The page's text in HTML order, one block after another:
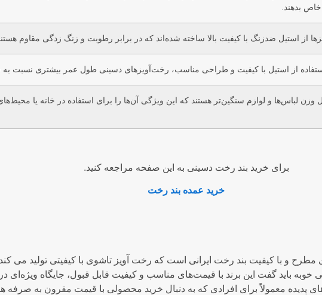
بدهند.
از استیل ضدزنگ با کیفیت بالا ساخته شده‌اند که در برابر رطوبت و زنگ زدگی مقاوم
از استیل با کیفیت و طراحی مناسب، رخت‌آویزهای دسینی طول عمر بیشتری نسبت به
وزن لباس‌ها و لوازم سنگین‌تر هستند که این ویژگی آن‌ها را برای استفاده در خانه یا
برای خرید بند رخت دسینی به این صفحه مراجعه کنید.
خرید عمده بند رخت
مطرح و با کیفیت بند رخت ایرانی است که رخت آویز تاشوی با کیفیتی تولید می
خوبه باید گفت این برند با قیمت‌های مناسب و کیفیت قابل قبول، جایگاه ویژه‌ای در
پدیده معمولاً برای افرادی که به دنبال خرید محصولی با قیمت مقرون به صرفه